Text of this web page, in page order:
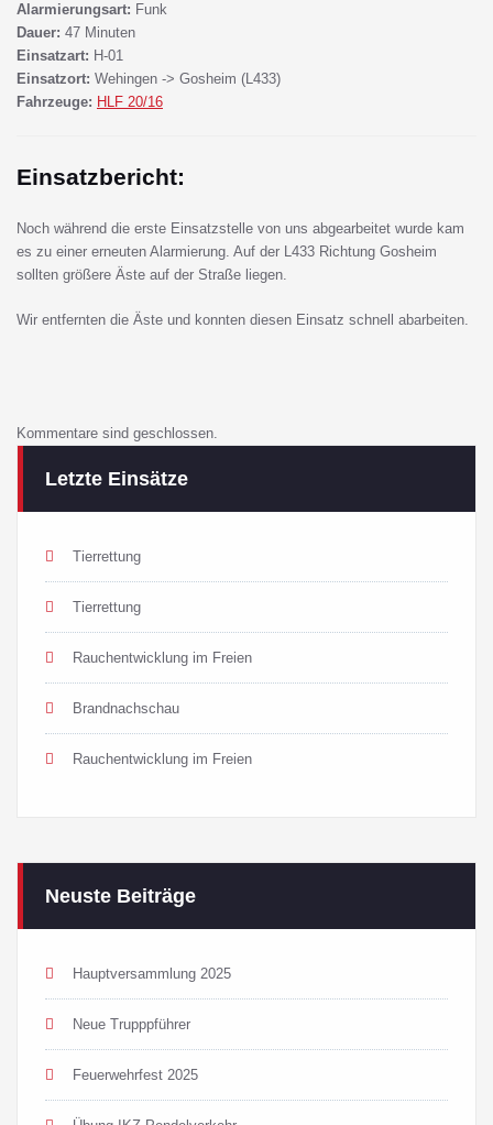
Alarmierungsart: Funk
Dauer: 47 Minuten
Einsatzart: H-01
Einsatzort: Wehingen -> Gosheim (L433)
Fahrzeuge: HLF 20/16
Einsatzbericht:
Noch während die erste Einsatzstelle von uns abgearbeitet wurde kam
es zu einer erneuten Alarmierung. Auf der L433 Richtung Gosheim
sollten größere Äste auf der Straße liegen.
Wir entfernten die Äste und konnten diesen Einsatz schnell abarbeiten.
Kommentare sind geschlossen.
Letzte Einsätze
Tierrettung
Tierrettung
Rauchentwicklung im Freien
Brandnachschau
Rauchentwicklung im Freien
Neuste Beiträge
Hauptversammlung 2025
Neue Trupppführer
Feuerwehrfest 2025